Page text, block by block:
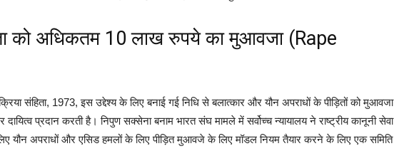
को अधिकतम 10 लाख रुपये का मुआवजा (Rape
संहिता, 1973, इस उद्देश्य के लिए बनाई गई निधि से बलात्कार और यौन अपराधों के पीड़ितों को मुआवजा
प्रदान करती है। निपुण सक्सेना बनाम भारत संघ मामले में सर्वोच्च न्यायालय ने राष्ट्रीय कानूनी सेवा
यौन अपराधों और एसिड हमलों के लिए पीड़ित मुआवजे के लिए मॉडल नियम तैयार करने के लिए एक समिति